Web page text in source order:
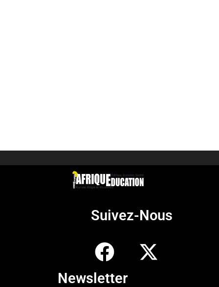
Suivez-Nous
Newsletter